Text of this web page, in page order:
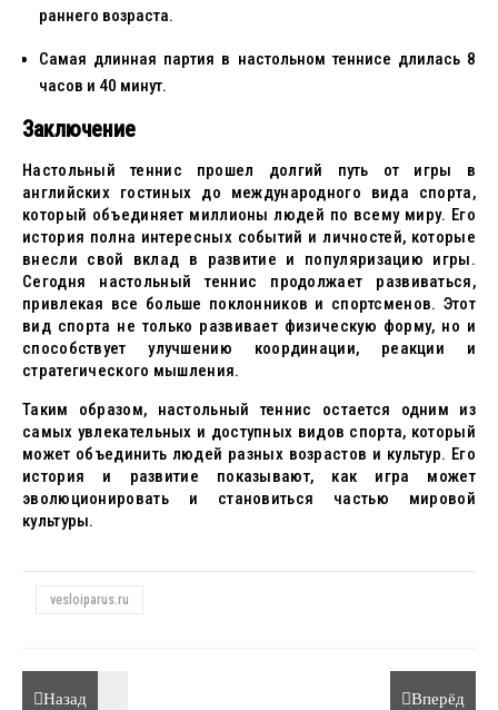
раннего возраста.
Самая длинная партия в настольном теннисе длилась 8
часов и 40 минут.
Заключение
Настольный теннис прошел долгий путь от игры в
английских гостиных до международного вида спорта,
который объединяет миллионы людей по всему миру. Его
история полна интересных событий и личностей, которые
внесли свой вклад в развитие и популяризацию игры.
Сегодня настольный теннис продолжает развиваться,
привлекая все больше поклонников и спортсменов. Этот
вид спорта не только развивает физическую форму, но и
способствует улучшению координации, реакции и
стратегического мышления.
Таким образом, настольный теннис остается одним из
самых увлекательных и доступных видов спорта, который
может объединить людей разных возрастов и культур. Его
история и развитие показывают, как игра может
эволюционировать и становиться частью мировой
культуры.
vesloiparus.ru
Назад Вперёд